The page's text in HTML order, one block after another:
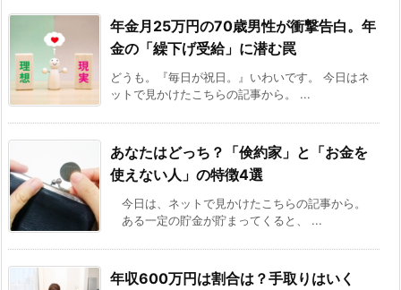
年金月25万円の70歳男性が衝撃告白。年
金の「繰下げ受給」に潜む罠
どうも。『毎日が祝日。』いわいです。 今日はネ
ットで見かけたこちらの記事から。 ...
あなたはどっち？「倹約家」と「お金を
使えない人」の特徴4選
今日は、ネットで見かけたこちらの記事から。
ある一定の貯金が貯まってくると、 ...
年収600万円は割合は？手取りはいく